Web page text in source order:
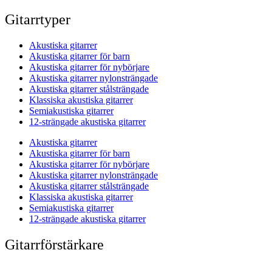
Gitarrtyper
Akustiska gitarrer
Akustiska gitarrer för barn
Akustiska gitarrer för nybörjare
Akustiska gitarrer nylonsträngade
Akustiska gitarrer stålsträngade
Klassiska akustiska gitarrer
Semiakustiska gitarrer
12-strängade akustiska gitarrer
Akustiska gitarrer
Akustiska gitarrer för barn
Akustiska gitarrer för nybörjare
Akustiska gitarrer nylonsträngade
Akustiska gitarrer stålsträngade
Klassiska akustiska gitarrer
Semiakustiska gitarrer
12-strängade akustiska gitarrer
Gitarrförstärkare